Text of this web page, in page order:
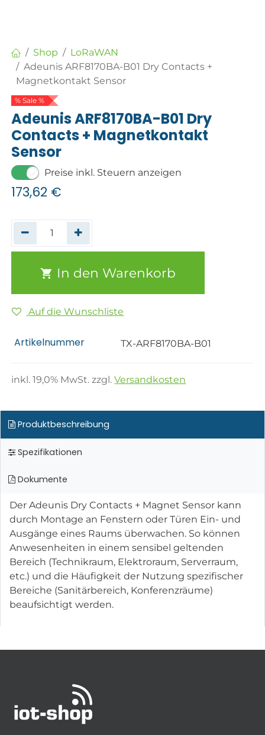
Shop
LoRaWAN
Adeunis ARF8170BA-B01 Dry Contacts +
Magnetkontakt Sensor
% Sale %
Adeunis ARF8170BA-B01 Dry
Contacts + Magnetkontakt
Sensor
Preise inkl. Steuern anzeigen
173,62 €
In den Warenkorb
Auf die Wunschliste
Artikelnummer TX-ARF8170BA-B01
inkl.19,0% MwSt. zzgl.Versandkosten
Produktbeschreibung
Spezifikationen
Dokumente
Der Adeunis Dry Contacts + Magnet Sensor kann
durch Montage an Fenstern oder Türen Ein- und
Ausgänge eines Raums überwachen. So können
Anwesenheiten in einem sensibel geltenden
Bereich (Technikraum, Elektroraum, Serverraum,
etc.) und die Häufigkeit der Nutzung spezifischer
Bereiche (Sanitärbereich, Konferenzräume)
beaufsichtigt werden.